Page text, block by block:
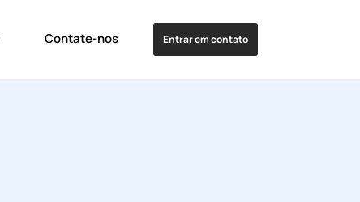
Contate-nos Entrar em contato